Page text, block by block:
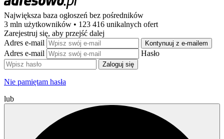
Największa baza ogłoszeń bez pośredników
3 mln użytkowników • 123 416 unikalnych ofert
Zarejestruj się, aby przejść dalej
Adres e-mail
Kontynuuj z e-mailem
Adres e-mail Hasło
Zaloguj się
Nie pamiętam hasła
lub